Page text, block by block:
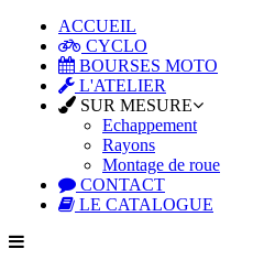
ACCUEIL
CYCLO
BOURSES MOTO
L'ATELIER
SUR MESURE
Echappement
Rayons
Montage de roue
CONTACT
LE CATALOGUE